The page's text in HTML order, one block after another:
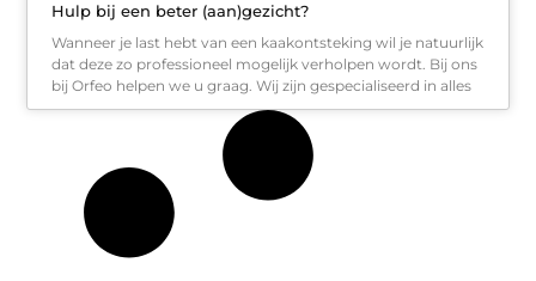
Hulp bij een beter (aan)gezicht?
Wanneer je last hebt van een kaakontsteking wil je natuurlijk
dat deze zo professioneel mogelijk verholpen wordt. Bij ons
bij Orfeo helpen we u graag. Wij zijn gespecialiseerd in alles